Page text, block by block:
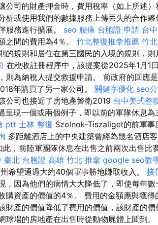
公司的財產押金時，費用稅率（如上所述
析或使用我們的數據服務上傳丟失的合作
服務進行擴展。 seo 腰痛 台胞證 申請 台
之間的費用為4％。 竹北整復推拿推薦 竹
的規則和居住在第三國民的入境的規則，
在稅收註冊程序中，該提案從2025年1月1
則為納稅人提交救援申請。 前政府的回應
年購買了另一家公司。 關鍵字優化 seo
公司也接近了房地產警衛2019 台中美式整
呈現一個或兩個例子，即以前的軍隊休息
ptt 士林 整復 Szolnok-Tiszaliget的前軍事
多距離酒店上的中央建築曾經為幾名酒店
此，前陸軍團隊休息在出售之前兩次出售
臺北 台胞證 高雄 竹北 推拿 google seo教
希望通過大約40個軍事勝地賺取收入。 接
，因為他們的病情大大降低了，即使每年
購資產的價值的4％。 費用的金額應與獲得
財產的價值降低了費用的價值，該財產的
球場的房地產在出售時從動物屍體上聞到。